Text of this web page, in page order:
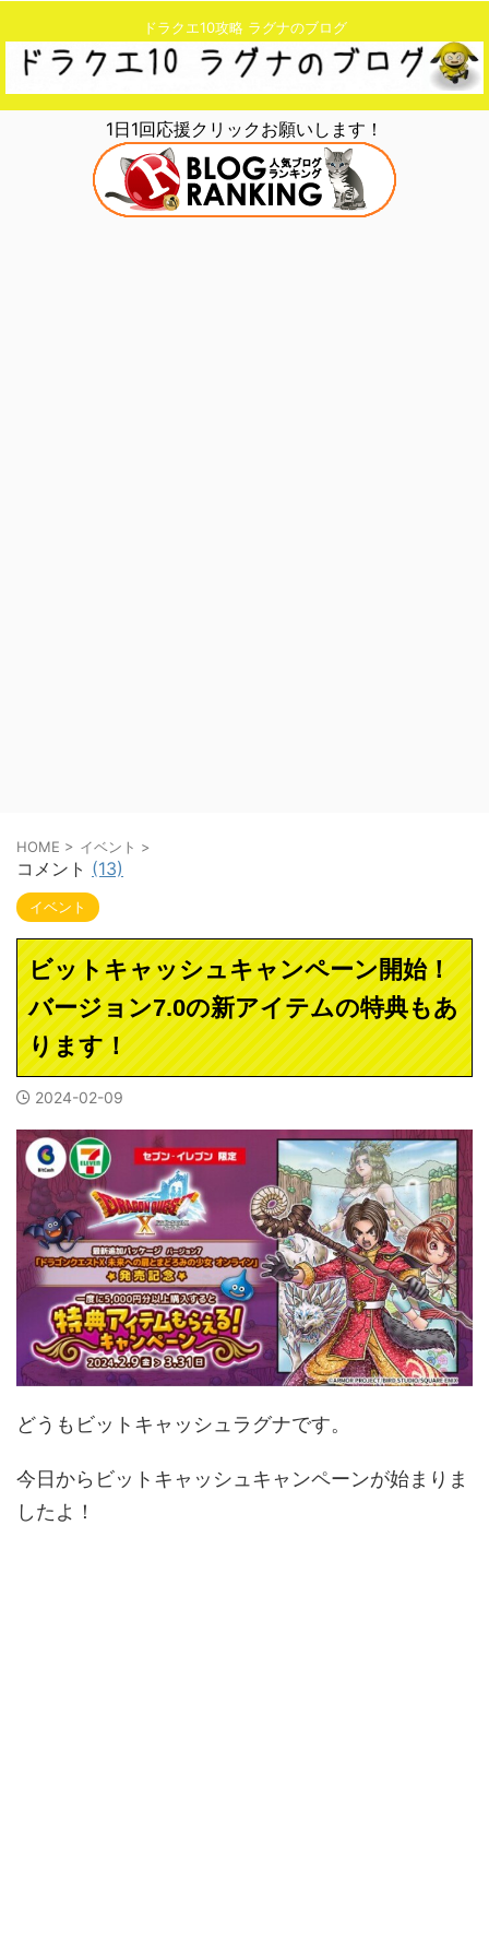
ドラクエ10攻略 ラグナのブログ
1日1回応援クリックお願いします！
HOME > イベント >
コメント (13)
イベント
ビットキャッシュキャンペーン開始！
バージョン7.0の新アイテムの特典もあ
ります！
2024-02-09
どうもビットキャッシュラグナです。
今日からビットキャッシュキャンペーンが始まりま
したよ！